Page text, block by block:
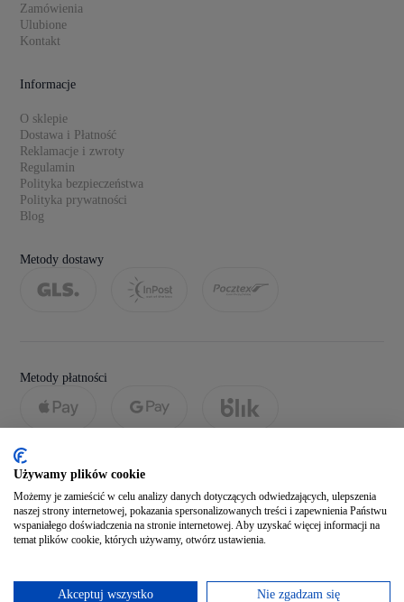
Zamówienia
Ulubione
Kontakt
Informacje
O sklepie
Dostawa i Płatność
Reklamacje i zwroty
Regulamin
Polityka bezpieczeństwa
Polityka prywatności
Blog
Metody dostawy
Metody płatności
Social media
Używamy plików cookie
Możemy je zamieścić w celu analizy danych dotyczących odwiedzających, ulepszenia
naszej strony internetowej, pokazania spersonalizowanych treści i zapewnienia Państwu
wspaniałego doświadczenia na stronie internetowej. Aby uzyskać więcej informacji na
temat plików cookie, których używamy, otwórz ustawienia.
Akceptuj wszystko Nie zgadzam się